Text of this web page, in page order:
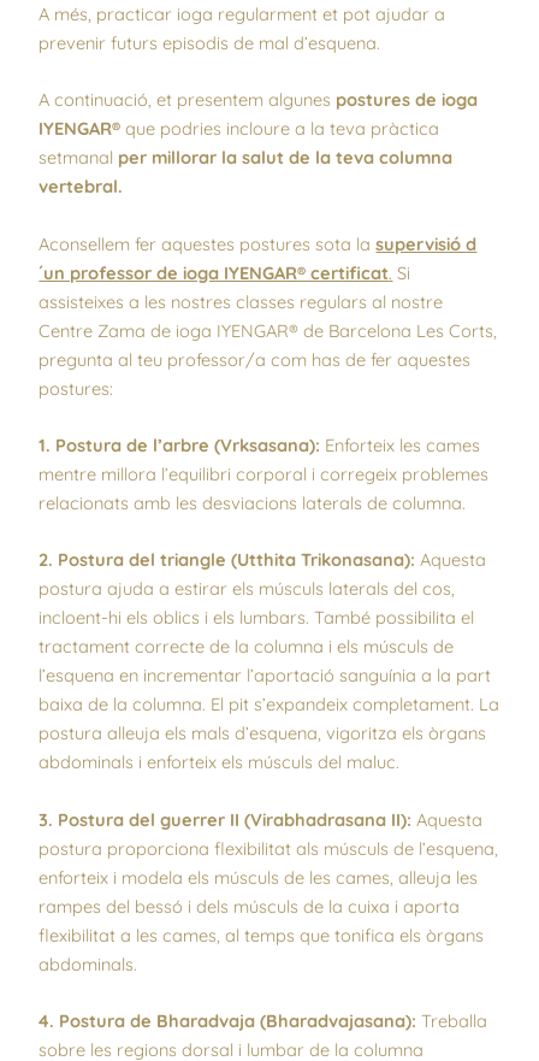
A més, practicar ioga regularment et pot ajudar a
prevenir futurs episodis de mal d’esquena.
A continuació, et presentem algunes postures de ioga
IYENGAR® que podries incloure a la teva pràctica
setmanal per millorar la salut de la teva columna
vertebral.
Aconsellem fer aquestes postures sota lasupervisió d
´un professor de ioga IYENGAR® certificat. Si
assisteixes a les nostres classes regulars al nostre
Centre Zama de ioga IYENGAR® de Barcelona Les Corts,
pregunta al teu professor/a com has de fer aquestes
postures:
1. Postura de l’arbre (Vrksasana): Enforteix les cames
mentre millora l’equilibri corporal i corregeix problemes
relacionats amb les desviacions laterals de columna.
2. Postura del triangle (Utthita Trikonasana): Aquesta
postura ajuda a estirar els músculs laterals del cos,
incloent-hi els oblics i els lumbars. També possibilita el
tractament correcte de la columna i els músculs de
l’esquena en incrementar l’aportació sanguínia a la part
baixa de la columna. El pit s’expandeix completament. La
postura alleuja els mals d’esquena, vigoritza els òrgans
abdominals i enforteix els músculs del maluc.
3. Postura del guerrer II (Virabhadrasana II): Aquesta
postura proporciona flexibilitat als músculs de l’esquena,
enforteix i modela els músculs de les cames, alleuja les
rampes del bessó i dels músculs de la cuixa i aporta
flexibilitat a les cames, al temps que tonifica els òrgans
abdominals.
4. Postura de Bharadvaja (Bharadvajasana): Treballa
sobre les regions dorsal i lumbar de la columna